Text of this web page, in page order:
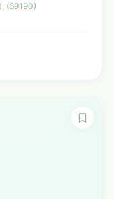
(69190)